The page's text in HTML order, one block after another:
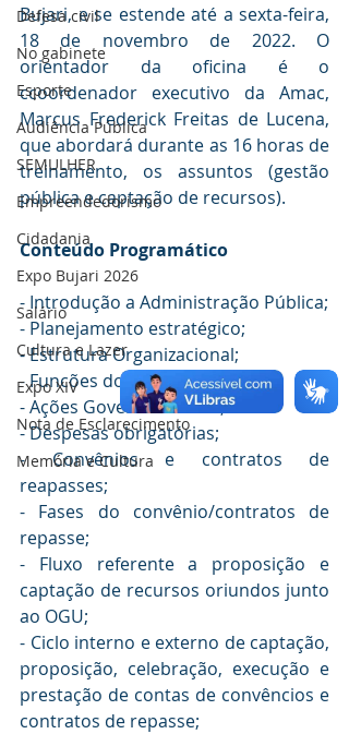
Defesa civil
No gabinete
Esporte
Audiência Pública
SEMULHER
Empreendedorismo
Cidadania
Expo Bujari 2026
Salário
Cultura e Lazer
Expo XIV
Nota de Esclarecimento
Memória e Cultura
Bujari, e se estende até a sexta-feira,
18 de novembro de 2022. O
orientador da oficina é o
ccoordenador executivo da Amac,
Marcus Frederick Freitas de Lucena,
que abordará durante as 16 horas de
treinamento, os assuntos (gestão
pública e captação de recursos).
Conteúdo Programático
- Introdução a Administração Pública;
- Planejamento estratégico;
- Estrutura Organizacional;
- Funcões do Prefeito;
- Ações Governamentais;
- Despesas obrigatórias;
- Convênios e contratos de
reapasses;
- Fases do convênio/contratos de
repasse;
- Fluxo referente a proposição e
captação de recursos oriundos junto
ao OGU;
- Ciclo interno e externo de captação,
proposição, celebração, execução e
prestação de contas de convêncios e
contratos de repasse;